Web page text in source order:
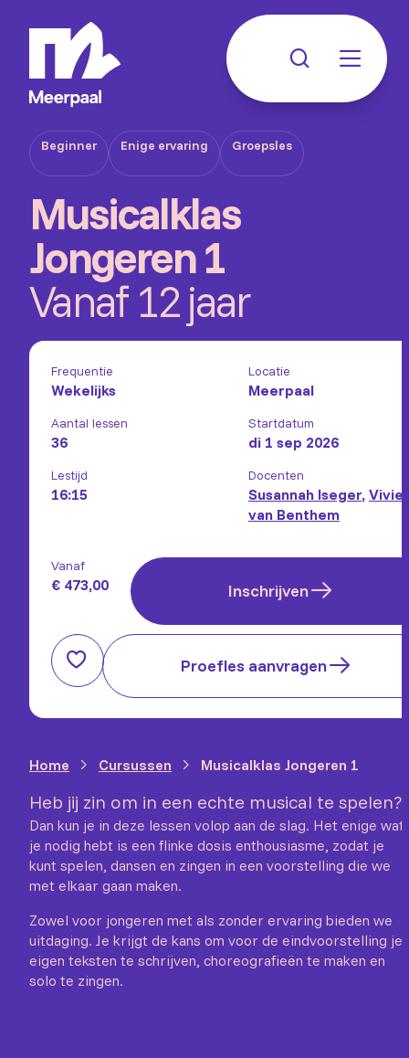
Beginner Enige ervaring Groepsles
Musicalklas
Jongeren 1
Vanaf 12 jaar
Frequentie
Wekelijks
Locatie
Meerpaal
Aantal lessen
36
Startdatum
di 1 sep 2026
Lestijd
16:15
Docenten
Susannah Iseger,
van Benthem
Vanaf
€ 473,00 Inschrijven
Proefles aanvragen
Home Cursussen Musicalklas Jongeren 1
Heb jij zin om in een echte musical te spelen?
Dan kun je in deze lessen volop aan de slag. Het enige wat
je nodig hebt is een flinke dosis enthousiasme, zodat je
kunt spelen, dansen en zingen in een voorstelling die we
met elkaar gaan maken.
Zowel voor jongeren met als zonder ervaring bieden we
uitdaging. Je krijgt de kans om voor de eindvoorstelling je
eigen teksten te schrijven, choreografieën te maken en
solo te zingen.